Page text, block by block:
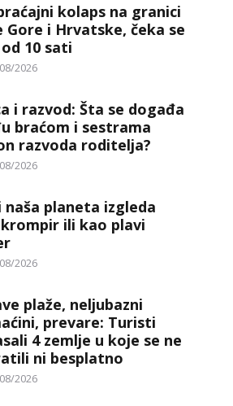
kolaps na granici
Gore i Hrvatske, čeka se
10 sati
2026
i razvod: Šta se događa
braćom i sestrama
razvoda roditelja?
2026
naša planeta izgleda
ili kao plavi
2026
plaže, neljubazni
prevare: Turisti
4 zemlje u koje se ne
ni besplatno
2026